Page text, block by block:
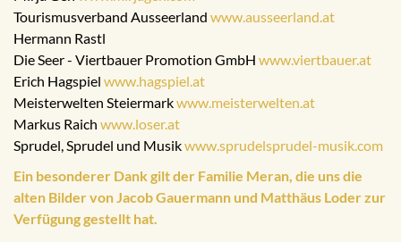
Tourismusverband Ausseerland www.ausseerland.at
Hermann Rastl
Die Seer - Viertbauer Promotion GmbH www.viertbauer.at
Erich Hagspiel www.hagspiel.at
Meisterwelten Steiermarkwww.meisterwelten.at
Markus Raich www.loser.at
Sprudel, Sprudel und Musikwww.sprudelsprudel-musik.com
Ein besonderer Dank gilt der Familie Meran, die uns die
alten Bilder von Jacob Gauermann und Matthäus Loder zur
Verfügung gestellt hat.